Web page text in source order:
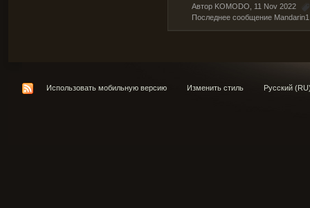
Автор KOMODO , 11 Nov 2022
Последнее сообщение
Использовать мобильную версию Изменить стиль Русский